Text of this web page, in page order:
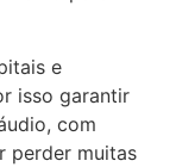
e
isso garantir
com
perder muitas